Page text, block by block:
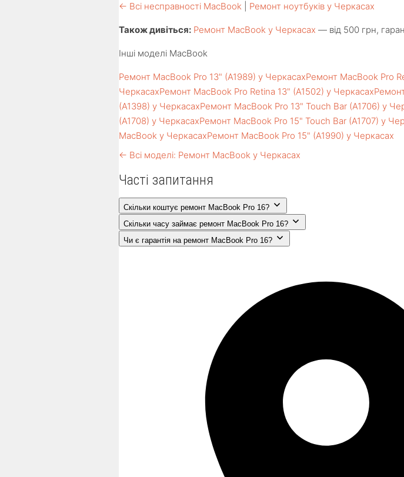
← Всі несправності MacBook Ремонт ноутбуків у Черкасах
Також дивіться: Ремонт MacBook у Черкасах — від 500 грн,
Інші моделі MacBook
Ремонт MacBook Pro 13" (A1989) у ЧеркасахРемонт MacBook Pro
ЧеркасахРемонт MacBook Pro Retina 13" (A1502) у Черкасах
(A1398) у ЧеркасахРемонт MacBook Pro 13" Touch Bar (A1706) у
(A1708) у ЧеркасахРемонт MacBook Pro 15" Touch Bar (A1707) у
MacBook у ЧеркасахРемонт MacBook Pro 15" (A1990) у Черкасах
← Всі моделі: Ремонт MacBook у Черкасах
Часті запитання
Скільки коштує ремонт MacBook Pro 16?
Скільки часу займає ремонт MacBook Pro 16?
Чи є гарантія на ремонт MacBook Pro 16?